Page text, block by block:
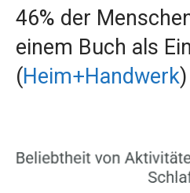
46% der
einem Buch als
(Heim+Handwerk)